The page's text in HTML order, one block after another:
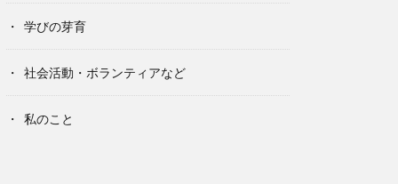
学びの芽育
社会活動・ボランティアなど
私のこと